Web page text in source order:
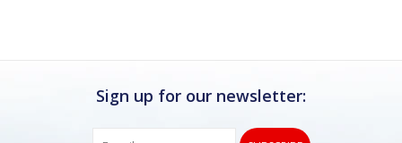
Sign up for our newsletter: